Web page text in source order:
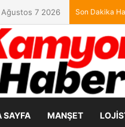
Ağustos 7 2026 Son Dakika
SAYFA MANŞET